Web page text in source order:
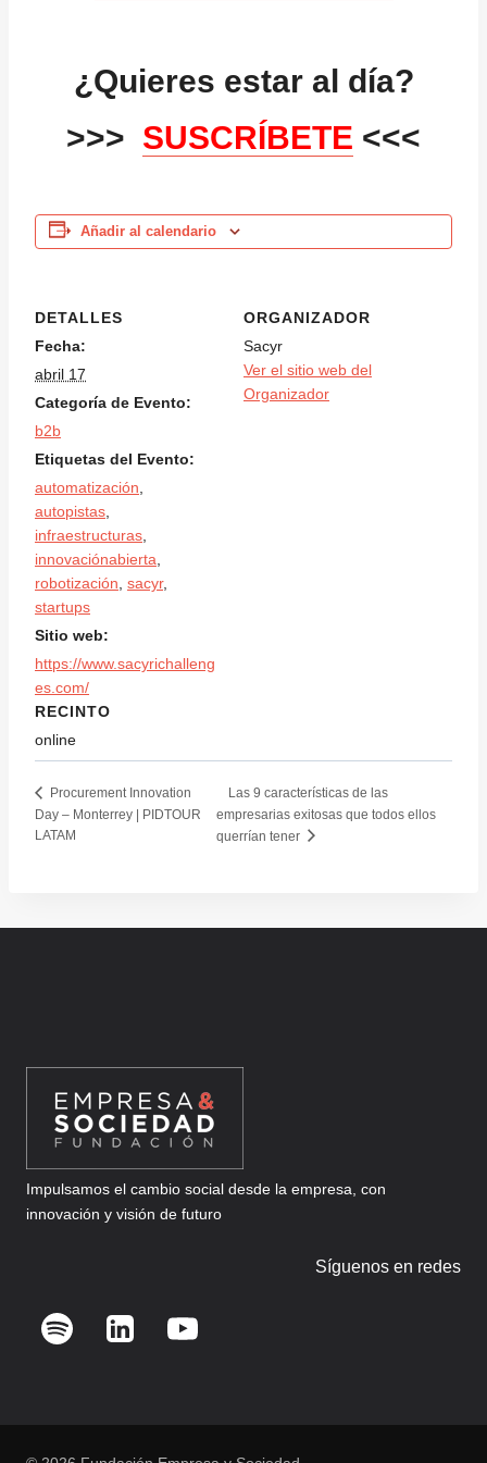
¿Quieres estar al día?
>>> SUSCRÍBETE <<<
Añadir al calendario
DETALLES
Fecha:
abril 17
Categoría de Evento:
b2b
Etiquetas del Evento:
automatización
autopistas
infraestructuras
innovaciónabierta
robotización sacyr,
startups
Sitio web:
https://www.sacyrichalleng
es.com/
RECINTO
online
ORGANIZADOR
Sacyr
Ver el sitio web del
Organizador
Procurement Innovation
Day – Monterrey | PIDTOUR
LATAM
Las 9 características de las
empresarias exitosas que todos ellos
querrían tener
Impulsamos el cambio social desde la empresa, con
innovación y visión de futuro
Síguenos en redes